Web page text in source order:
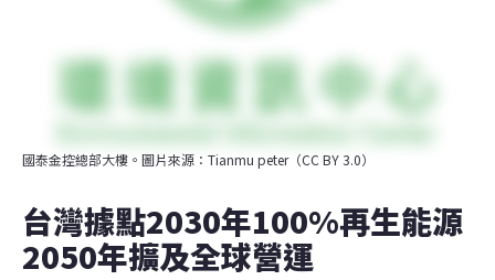
國泰金控總部大樓。圖片來源：Tianmu peter（CC BY 3.0）
台灣據點2030年100%再生能源
2050年擴及全球營運